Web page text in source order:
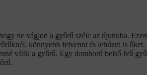
ne vágjon a gyűrű széle az újunkba.
könnyebb felvenni és lehúzni is
válik a gyűrű. Egy domború belső ívű